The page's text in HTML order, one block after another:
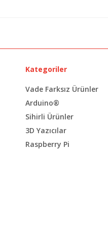
Kategoriler
Vade Farksız Ürünler
Arduino®
Sihirli Ürünler
3D Yazıcılar
Raspberry Pi